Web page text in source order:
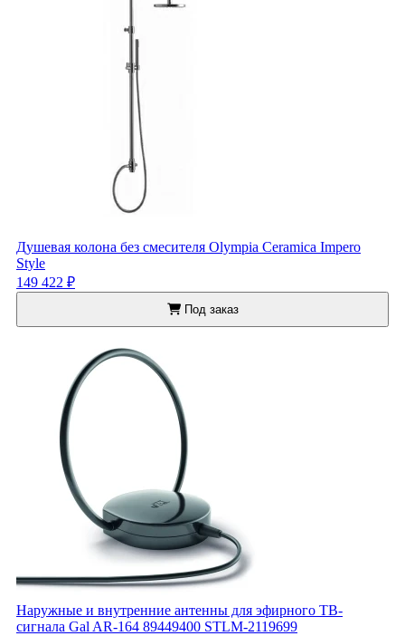
Душевая колона без смесителя Olympia Ceramica Impero
Style
149 422 ₽
Под заказ
Наружные и внутренние антенны для эфирного ТВ-
сигнала Gal AR-164 89449400 STLM-2119699